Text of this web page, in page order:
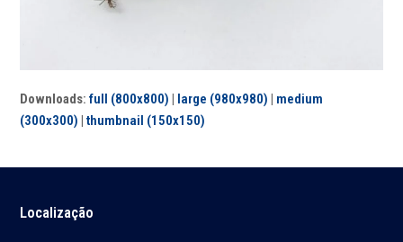
Downloads:full (800x800) | large (980x980) | medium
(300x300) |thumbnail (150x150)
Localização